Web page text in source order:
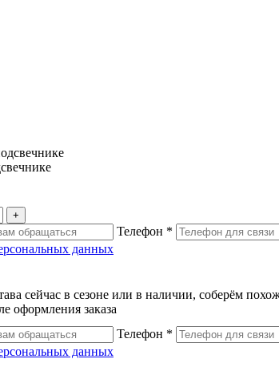
+
Телефон *
данных
сейчас в сезоне или в наличии, соберём
оформления заказа
Телефон *
данных